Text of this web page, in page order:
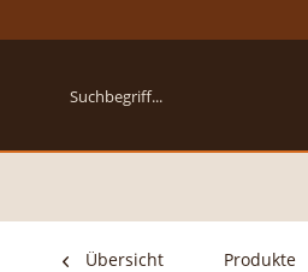
Übersicht Produkte